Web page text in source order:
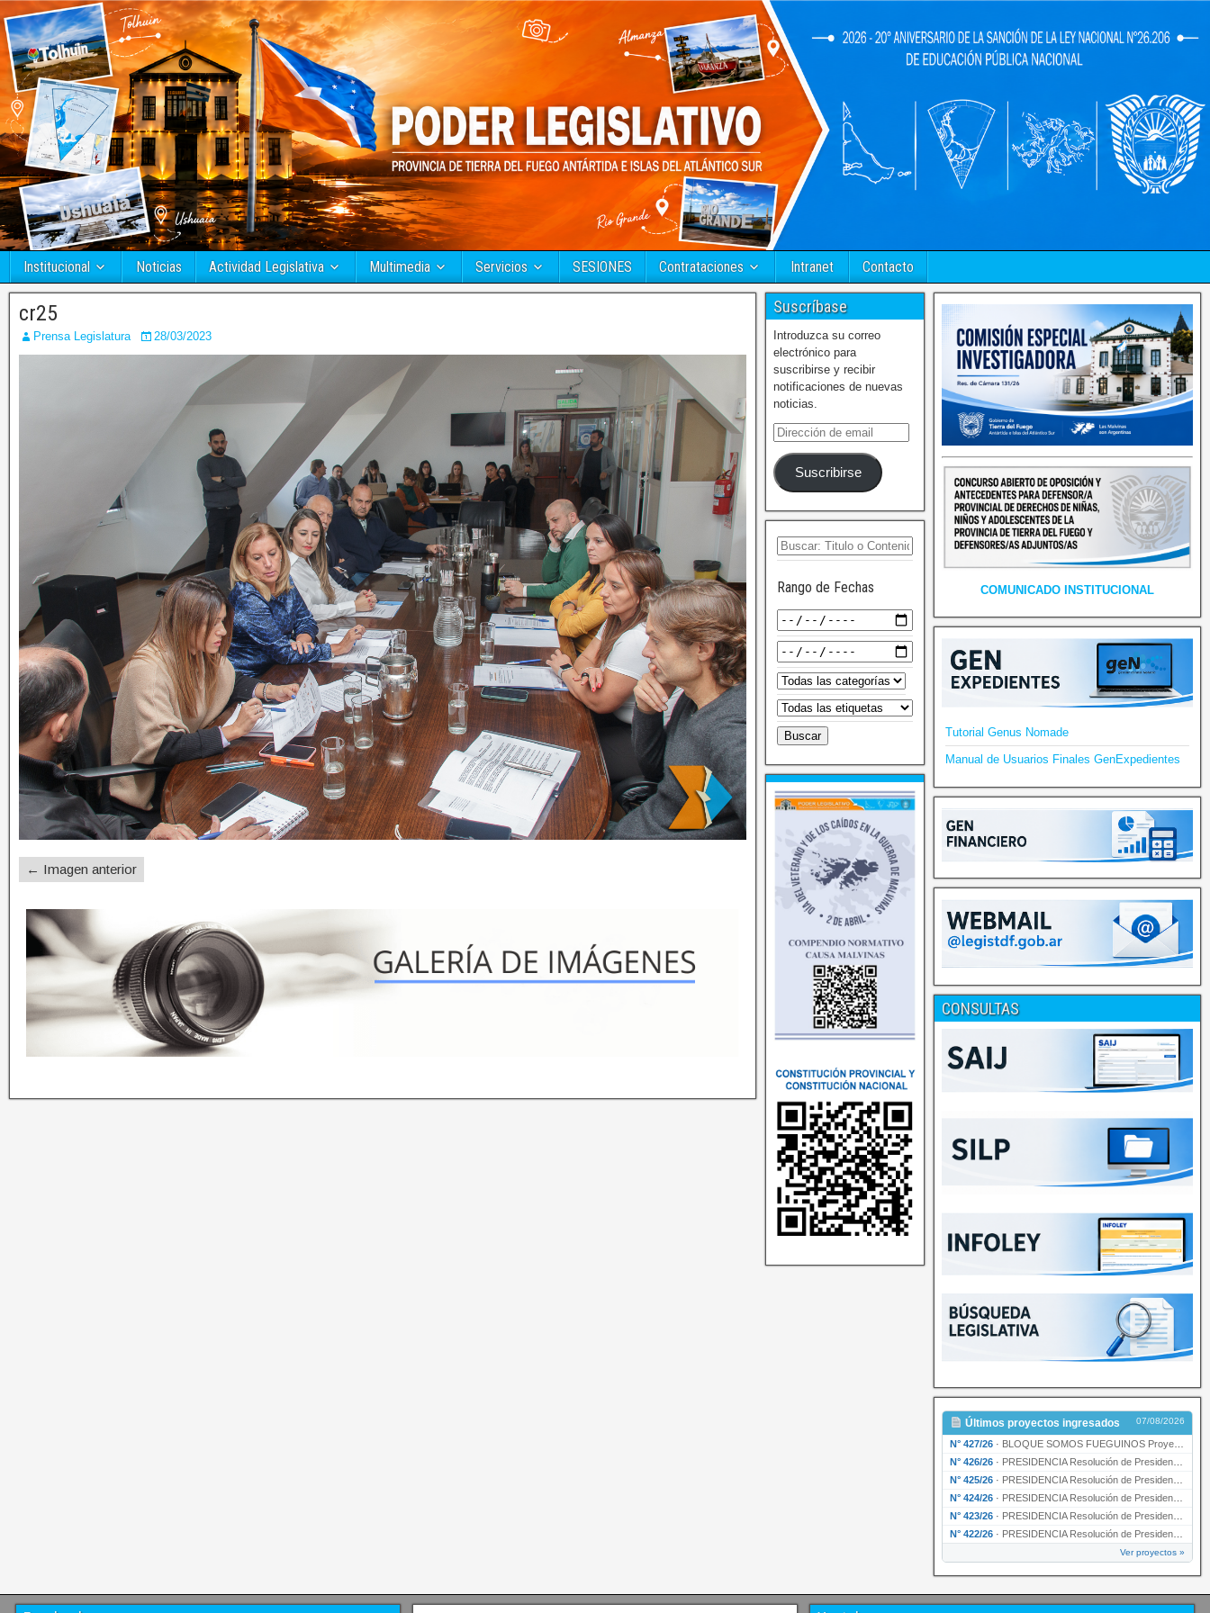
Institucional Noticias Actividad Legislativa Multimedia Servicios SESIONES Contrataciones Intranet Contacto
cr25
Prensa Legislatura 28/03/2023
← Imagen anterior
Suscríbase
Introduzca su correo
electrónico para
suscribirse y recibir
notificaciones de nuevas
noticias.
Suscribirse
Rango de Fechas COMUNICADO INSTITUCIONAL
Tutorial Genus Nomade
Manual de Usuarios Finales GenExpedientes
CONSULTAS
Últimos proyectos ingresados 07/08/2026
N° 427/26 · BLOQUE SOMOS FUEGUINOS Proyecto de Declaración declarando de interés provincial PRESIDENCI…
N° 426/26 · PRESIDENCIA Resolución de Presidencia N° 216/26 declarando de interés provincial la labor …
N° 425/26 · PRESIDENCIA Resolución de Presidencia N° 212/26 declarando de interés provincial el “50° A…
N° 424/26 · PRESIDENCIA Resolución de Presidencia Nº 210/26 declarando de interés provincial el proyec…
N° 423/26 · PRESIDENCIA Resolución de Presidencia Nº 209/26 declarando de interés provincial la presen…
N° 422/26 · PRESIDENCIA Resolución de Presidencia N° 200/26 para su ratificación.
Ver proyectos »